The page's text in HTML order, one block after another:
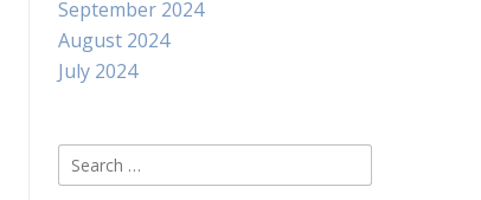
September 2024
August 2024
July 2024
Search
for: